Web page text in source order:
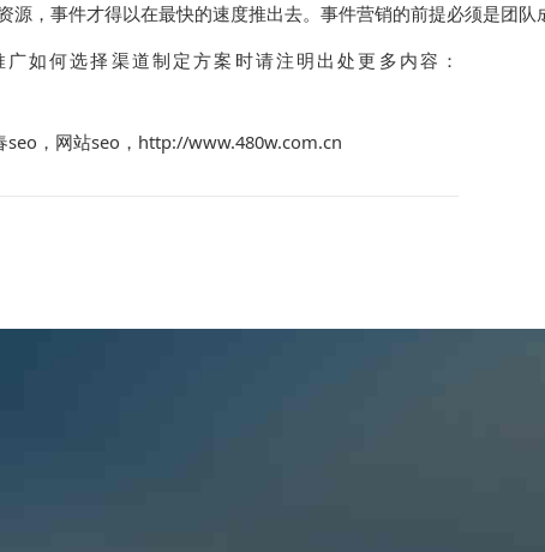
事件才得以在最快的速度推出去。事件营销的前提必须是团
如何选择渠道制定方案时请注明出处更多内容：
seo ， 网站seo ， http://www.480w.com.cn